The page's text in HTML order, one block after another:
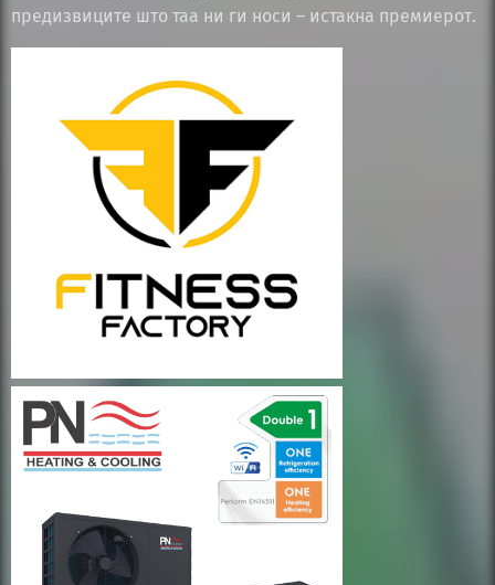
предизвиците што таа ни ги носи – истакна премиерот.